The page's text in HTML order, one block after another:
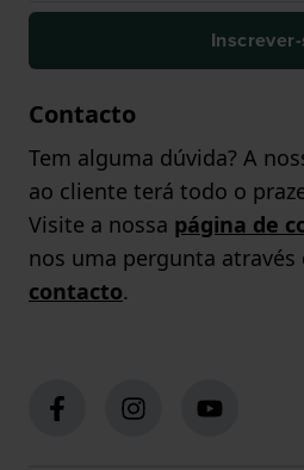
Contacto
Tem alguma dúvida? A
ao cliente terá todo o
Visite a nossa página de
nos uma pergunta através
contacto.